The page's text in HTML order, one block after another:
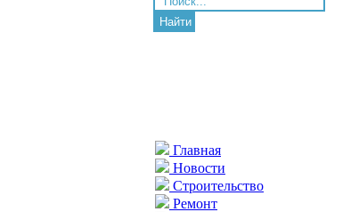
Найти
Главная
Новости
Строительство
Ремонт